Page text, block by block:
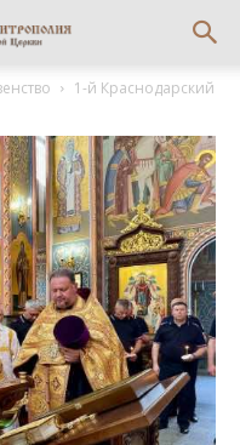
1-й Краснодарский